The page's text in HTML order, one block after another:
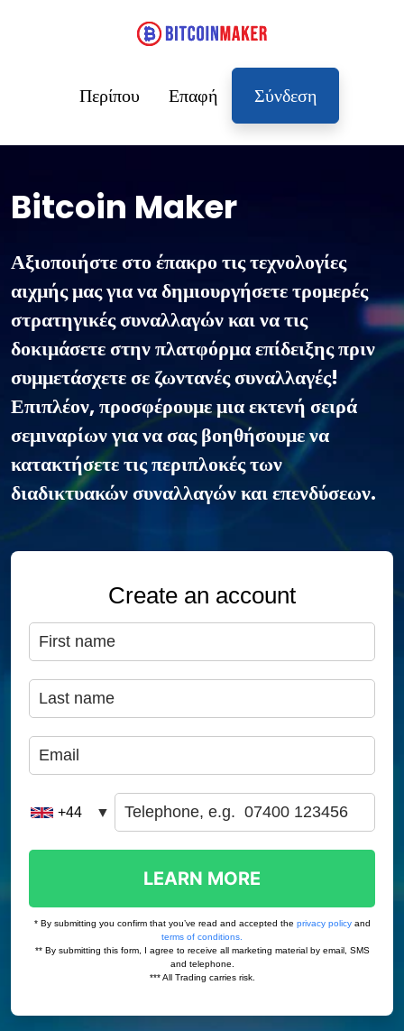
Περίπου Επαφή Σύνδεση
Bitcoin Maker
Αξιοποιήστε στο έπακρο τις τεχνολογίες
αιχμής μας για να δημιουργήσετε τρομερές
στρατηγικές συναλλαγών και να τις
δοκιμάσετε στην πλατφόρμα επίδειξης πριν
συμμετάσχετε σε ζωντανές συναλλαγές!
Επιπλέον, προσφέρουμε μια εκτενή σειρά
σεμιναρίων για να σας βοηθήσουμε να
κατακτήσετε τις περιπλοκές των
διαδικτυακών συναλλαγών και επενδύσεων.